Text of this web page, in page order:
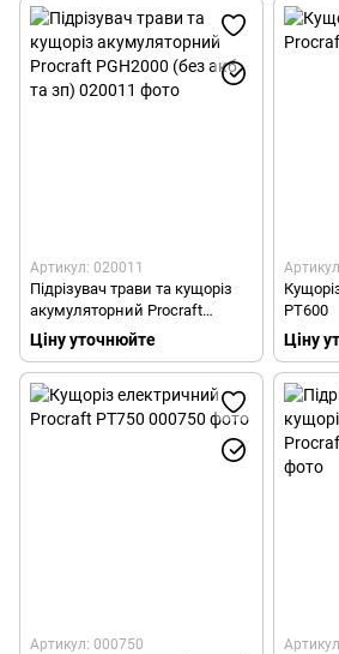
Артикул: 020011
Підрізувач трави та кущоріз
акумуляторний Procraft
PGH2000 (без акб та зп)
Ціну уточнюйте
PT600
Ціну
Артикул: 000750